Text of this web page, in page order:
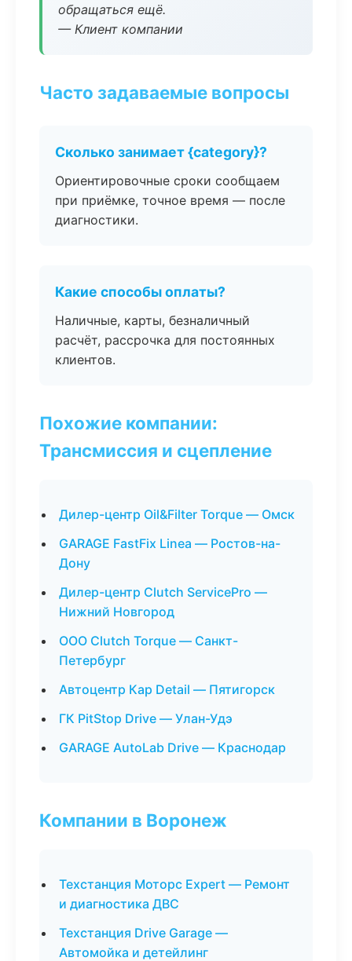
обращаться ещё.
— Клиент компании
Часто задаваемые вопросы
Сколько занимает {category}?
Ориентировочные сроки сообщаем
при приёмке, точное время — после
диагностики.
Какие способы оплаты?
Наличные, карты, безналичный
расчёт, рассрочка для постоянных
клиентов.
Похожие компании:
Трансмиссия и сцепление
Дилер-центр Oil&Filter Torque — Омск
GARAGE FastFix Linea — Ростов-на-
Дону
Дилер-центр Clutch ServicePro —
Нижний Новгород
ООО Clutch Torque — Санкт-
Петербург
Автоцентр Кар Detail — Пятигорск
ГК PitStop Drive — Улан-Удэ
GARAGE AutoLab Drive — Краснодар
Компании в Воронеж
Техстанция Моторс Expert — Ремонт
и диагностика ДВС
Техстанция Drive Garage —
Автомойка и детейлинг